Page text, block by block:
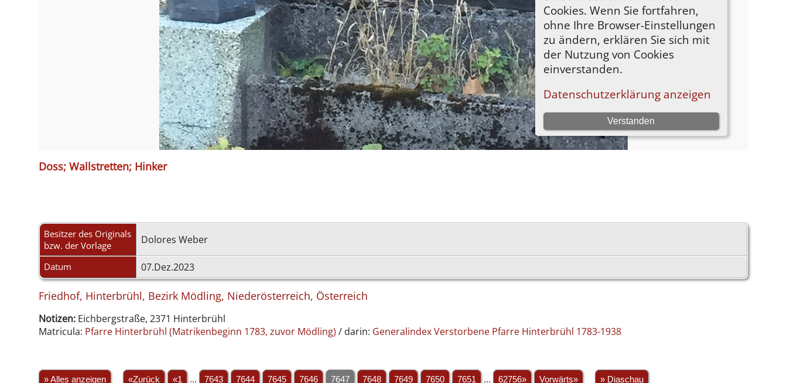
Doss; Wallstretten; Hinker
Besitzer des Originals
bzw. der Vorlage
Dolores Weber
Datum 07.Dez.2023
Friedhof, Hinterbrühl, Bezirk Mödling, Niederösterreich, Österreich
Notizen: Eichbergstraße, 2371 Hinterbrühl
Matricula: Pfarre Hinterbrühl (Matrikenbeginn 1783, zuvor Mödling) / darin: Generalindex Verstorbene Pfarre Hinterbrühl 1783-1938
» Alles anzeigen «Zurück «1 ... 7643 7644 7645 7646 7647 7648 7649 7650 7651 ... 62756» Vorwärts» » Diaschau